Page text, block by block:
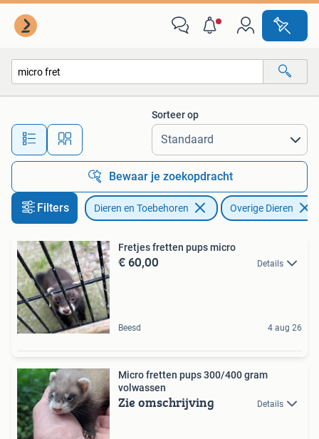
Alle afstanden…
Sorteer op
Bewaar je zoekopdracht
Filters Dieren en Toebehoren Overige Dieren
Fretjes fretten pups micro
€ 60,00 Details
Beesd 4 aug 26
Micro fretten pups 300/400 gram
volwassen
Zie omschrijving Details